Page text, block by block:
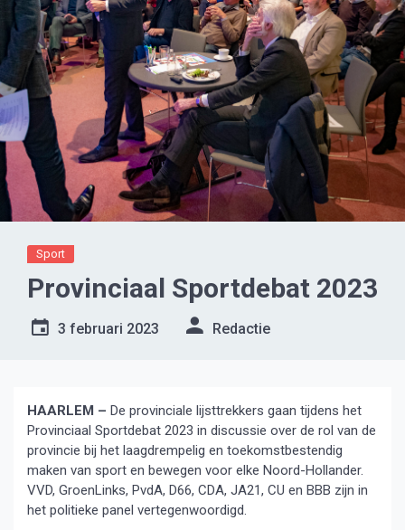
Sport
Provinciaal Sportdebat 2023
3 februari 2023 Redactie
HAARLEM – De provinciale lijsttrekkers gaan tijdens het
Provinciaal Sportdebat 2023 in discussie over de rol van de
provincie bij het laagdrempelig en toekomstbestendig
maken van sport en bewegen voor elke Noord-Hollander.
VVD, GroenLinks, PvdA, D66, CDA, JA21, CU en BBB zijn in
het politieke panel vertegenwoordigd.